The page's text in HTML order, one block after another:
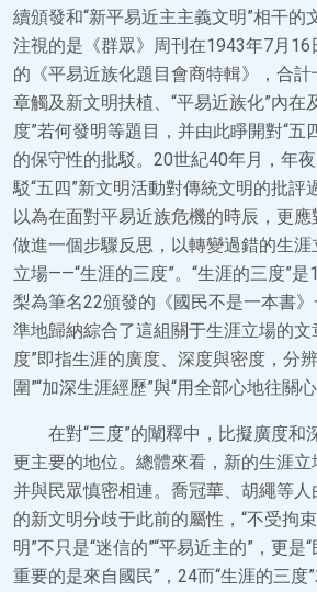
續頒發和“新平易近主主義文明”相干的
注視的是《群眾》周刊在1943年7月16
的《平易近族化題目會商特輯》，合
章觸及新文明扶植、“平易近族化”內在
度”若何發明等題目，并由此睜開對“五
的保守性的批駁。20世紀40年月，年
駁“五四”新文明活動對傳統文明的批評
以為在面對平易近族危機的時辰，更
做進一個步驟反思，以轉變過錯的生
立場——“生涯的三度”。“生涯的三度”
梨為筆名22頒發的《國民不是一本書
準地歸納綜合了這組關于生涯立場的文
度”即指生涯的廣度、深度與密度，分
圍”“加深生涯經歷”與“用全部心地往關
在對“三度”的闡釋中，比擬廣度和
更主要的地位。總體來看，新的生涯
并與民眾慎密相連。喬冠華、胡繩等
的新文明分歧于此前的屬性，“不受拘
明”不只是“迷信的”“平易近主的”，更是
重要的是來自國民”，24而“生涯的三度